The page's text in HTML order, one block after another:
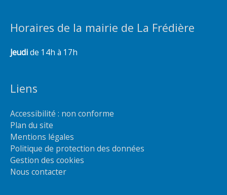
Horaires de la mairie de La Frédière
Jeudide 14h à 17h
Liens
Accessibilité : non conforme
Plan du site
Mentions légales
Politique de protection des données
Gestion des cookies
Nous contacter